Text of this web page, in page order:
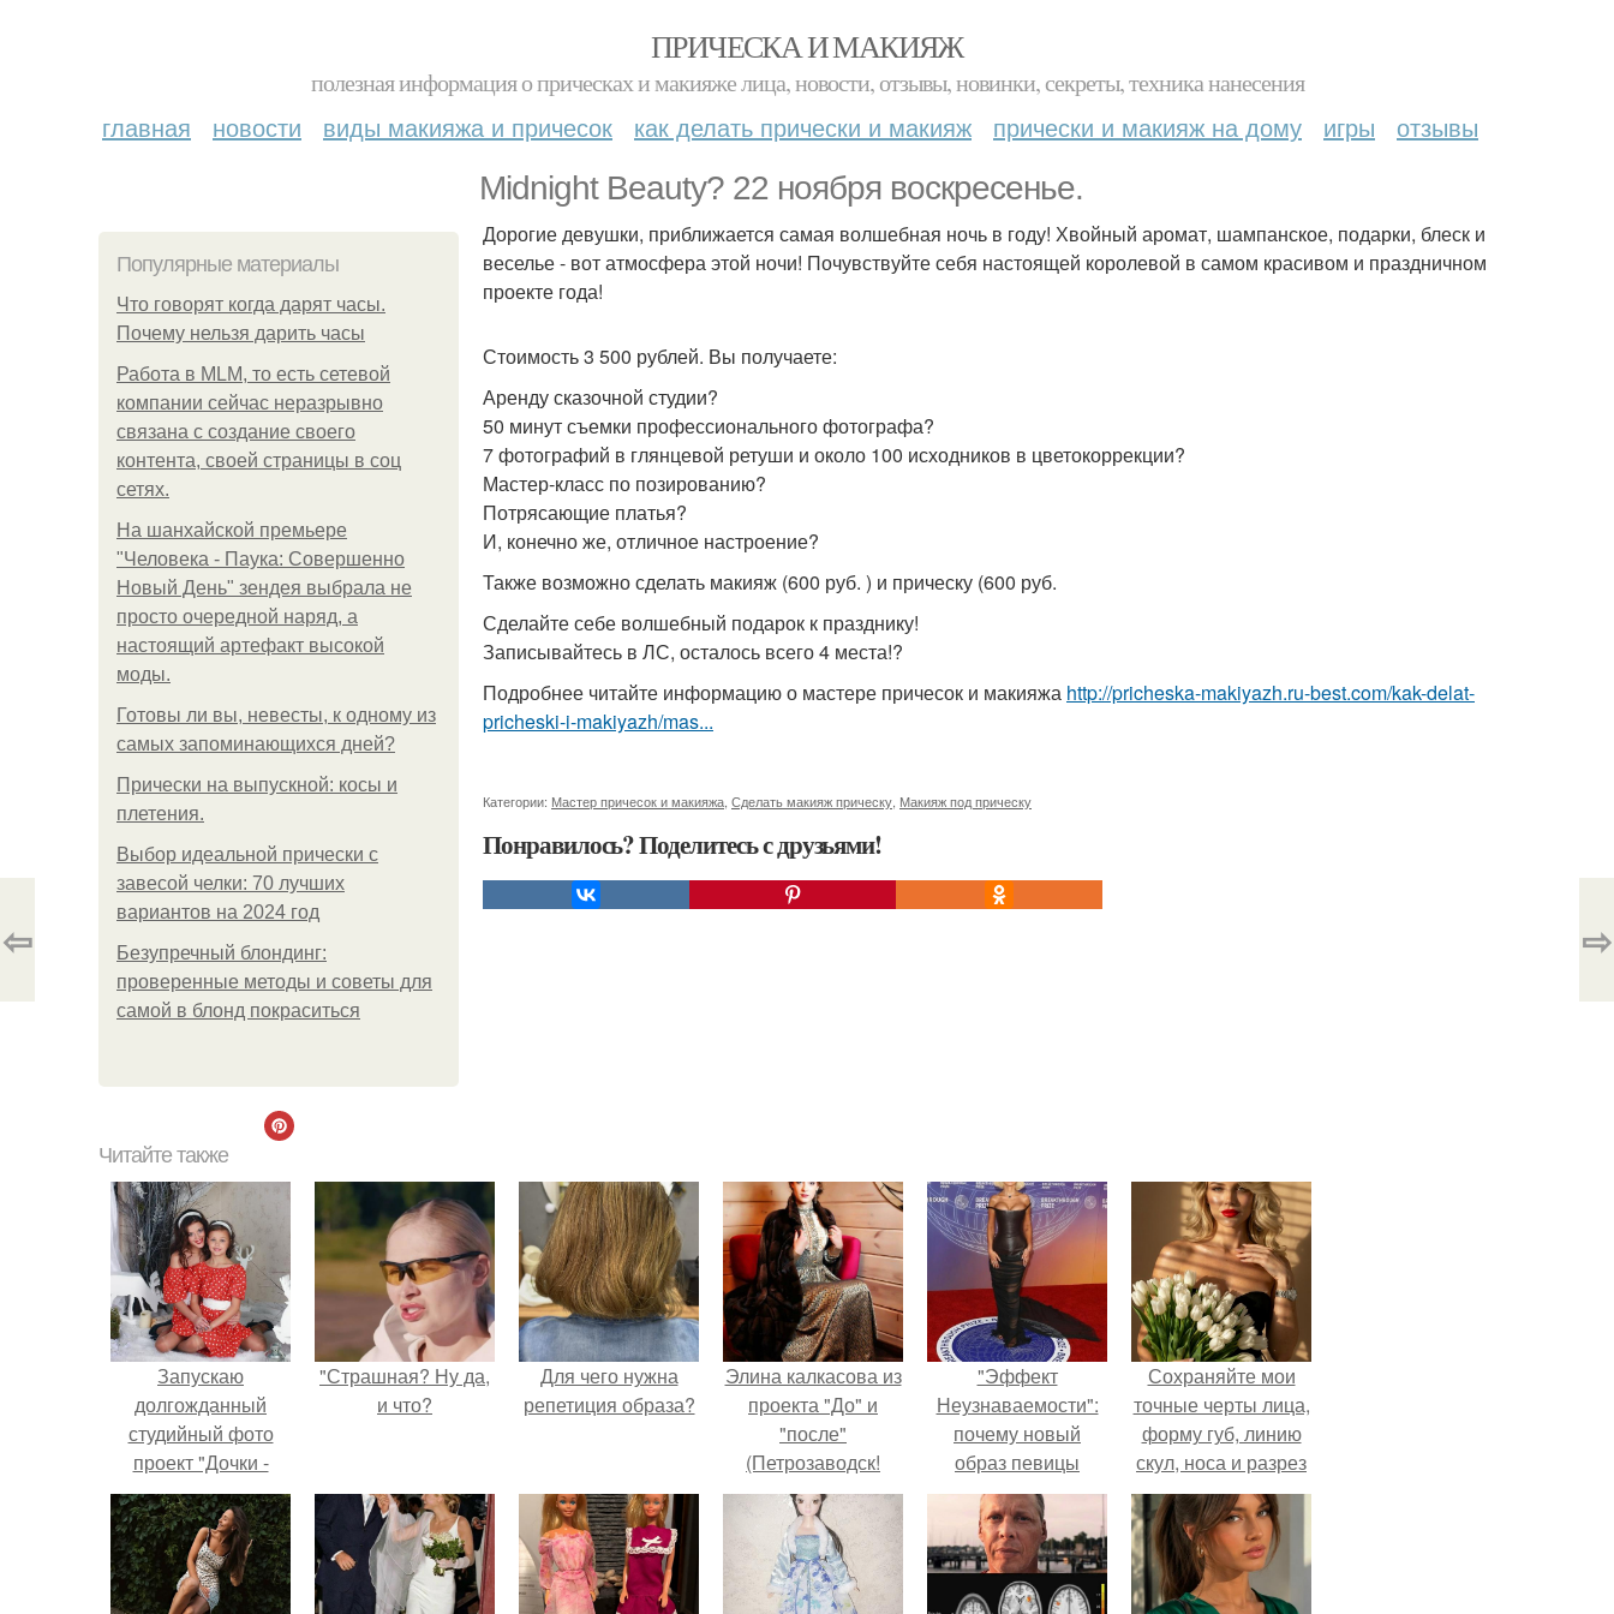
ПРИЧЕСКА И МАКИЯЖ
полезная информация о прическах и макияже лица, новости, отзывы, новинки, секреты, техника нанесения
главная новости виды макияжа и причесок как делать прически и макияж прически и макияж на дому игры отзывы
Midnight Beauty? 22 ноября воскресенье.
Популярные материалы
Что говорят когда дарят часы.
Почему нельзя дарить часы
Работа в MLM, то есть сетевой
компании сейчас неразрывно
связана с создание своего
контента, своей страницы в соц
сетях.
На шанхайской премьере
"Человека - Паука: Совершенно
Новый День" зендея выбрала не
просто очередной наряд, а
настоящий артефакт высокой
моды.
Готовы ли вы, невесты, к одному из
самых запоминающихся дней?
Прически на выпускной: косы и
плетения.
Выбор идеальной прически с
завесой челки: 70 лучших
вариантов на 2024 год
Безупречный блондинг:
проверенные методы и советы для
самой в блонд покраситься
Дорогие девушки, приближается самая волшебная ночь в году! Хвойный аромат, шампанское, подарки, блеск и
веселье - вот атмосфера этой ночи! Почувствуйте себя настоящей королевой в самом красивом и праздничном
проекте года!
Стоимость 3 500 рублей. Вы получаете:
Аренду сказочной студии?
50 минут съемки профессионального фотографа?
7 фотографий в глянцевой ретуши и около 100 исходников в цветокоррекции?
Мастер-класс по позированию?
Потрясающие платья?
И, конечно же, отличное настроение?
Также возможно сделать макияж (600 руб. ) и прическу (600 руб.
Сделайте себе волшебный подарок к празднику!
Записывайтесь в ЛС, осталось всего 4 места!?
Подробнее читайте информацию о мастере причесок и макияжа http://pricheska-makiyazh.ru-best.com/kak-delat-
pricheski-i-makiyazh/mas...
Категории: Мастер причесок и макияжа Сделать макияж прическу Макияж под прическу
Понравилось? Поделитесь с друзьями!
⇦ ⇨
Читайте также
Запускаю
долгожданный
студийный фото
проект "Дочки -
Матери"!
"Страшная? Ну да,
и что?
Для чего нужна
репетиция образа?
Элина калкасова из
проекта "До" и
"после"
(Петрозаводск!
"Эффект
Неузнаваемости":
почему новый
образ певицы
вызвал споры о
гранях
возможного?
Сохраняйте мои
точные черты лица,
форму губ, линию
скул, носа и разрез
глаз.